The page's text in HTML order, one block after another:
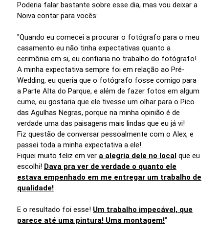
Poderia falar bastante sobre esse dia, mas vou deixar a
Noiva contar para vocês:
"Quando eu comecei a procurar o fotógrafo para o meu
casamento eu não tinha expectativas quanto a
cerimônia em si, eu confiaria no trabalho do fotógrafo!
A minha expectativa sempre foi em relação ao Pré-
Wedding, eu queria que o fotógrafo fosse comigo para
a Parte Alta do Parque, e além de fazer fotos em algum
cume, eu gostaria que ele tivesse um olhar para o Pico
das Agulhas Negras, porque na minha opinião é de
verdade uma das paisagens mais lindas que eu já vi!
Fiz questão de conversar pessoalmente com o Alex, e
passei toda a minha expectativa a ele!
Fiquei muito feliz em ver a alegria dele no local que eu
escolhi! Dava pra ver de verdade o quanto ele
estava empenhado em me entregar um trabalho de
qualidade!
E o resultado foi esse! Um trabalho impecável, que
parece até uma pintura! Uma montagem!"